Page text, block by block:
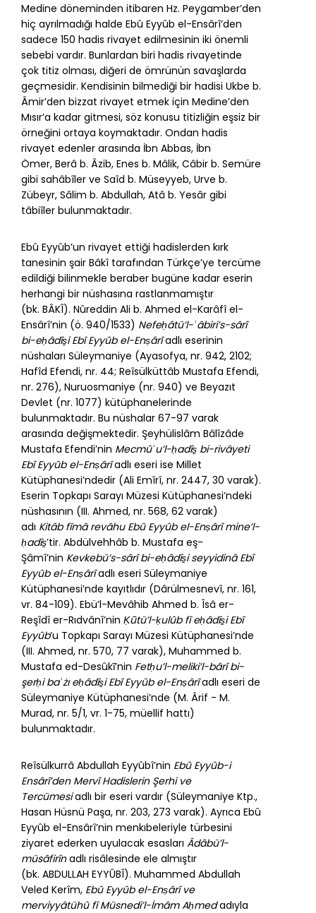
Medine döneminden itibaren Hz. Peygamber’den
hiç ayrılmadığı halde Ebû Eyyûb el-Ensârî’den
sadece 150 hadis rivayet edilmesinin iki önemli
sebebi vardır. Bunlardan biri hadis rivayetinde
çok titiz olması, diğeri de ömrünün savaşlarda
geçmesidir. Kendisinin bilmediği bir hadisi Ukbe b.
Âmir’den bizzat rivayet etmek için Medine’den
Mısır’a kadar gitmesi, söz konusu titizliğin eşsiz bir
örneğini ortaya koymaktadır. Ondan hadis
rivayet edenler arasında İbn Abbas, İbn
Ömer, Berâ b. Âzib, Enes b. Mâlik, Câbir b. Semüre
gibi sahâbîler ve Saîd b. Müseyyeb, Urve b.
Zübeyr, Sâlim b. Abdullah, Atâ b. Yesâr gibi
tâbiîler bulunmaktadır.
Ebû Eyyûb’un rivayet ettiği hadislerden kırk
tanesinin şair Bâkî tarafından Türkçe’ye tercüme
edildiği bilinmekle beraber bugüne kadar eserin
herhangi bir nüshasına rastlanmamıştır
(bk. BÂKÎ). Nûreddin Ali b. Ahmed el-Karâfî el-
Ensârî’nin (ö. 940/1533) Nefeḥâtü’l-ʿâbiri’s-sârî
bi-eḥâdîs̱i Ebî Eyyûb el-Enṣârîadlı eserinin
nüshaları Süleymaniye (Ayasofya, nr. 942, 2102;
Hafîd Efendi, nr. 44; Reîsülküttâb Mustafa Efendi,
nr. 276), Nuruosmaniye (nr. 940) ve Beyazıt
Devlet (nr. 1077) kütüphanelerinde
bulunmaktadır. Bu nüshalar 67-97 varak
arasında değişmektedir. Şeyhülislâm Bâlîzâde
Mustafa Efendi’nin Mecmûʿu’l-ḥadîs̱ bi-rivâyeti
Ebî Eyyûb el-Enṣârîadlı eseri ise Millet
Kütüphanesi’ndedir (Ali Emîrî, nr. 2447, 30 varak).
Eserin Topkapı Sarayı Müzesi Kütüphanesi’ndeki
nüshasının (III. Ahmed, nr. 568, 62 varak)
adı Kitâb fîmâ revâhu Ebû Eyyûb el-Enṣârî mine’l-
ḥadîs̱’tir. Abdülvehhâb b. Mustafa eş-
Şâmî’nin Kevkebü’s-sârî bi-eḥâdîs̱i seyyidinâ Ebî
Eyyûb el-Enṣârîadlı eseri Süleymaniye
Kütüphanesi’nde kayıtlıdır (Dârülmesnevî, nr. 161,
vr. 84-109). Ebü’l-Mevâhib Ahmed b. Îsâ er-
Reşîdî er-Rıdvânî’nin Ḳūtü’l-ḳulûb fî eḥâdîs̱i Ebî
Eyyûb’u Topkapı Sarayı Müzesi Kütüphanesi’nde
(III. Ahmed, nr. 570, 77 varak), Muhammed b.
Mustafa ed-Desûkī’nin Fetḥu’l-meliki’l-bârî bi-
şerḥi baʿżı eḥâdîs̱i Ebî Eyyûb el-Enṣârîadlı eseri de
Süleymaniye Kütüphanesi’nde (M. Ârif - M.
Murad, nr. 5/1, vr. 1-75, müellif hattı)
bulunmaktadır.
Reîsülkurrâ Abdullah Eyyûbî’nin Ebû Eyyûb-i
Ensârî’den Mervî Hadislerin Şerhi ve
Tercümesiadlı bir eseri vardır (Süleymaniye Ktp.,
Hasan Hüsnü Paşa, nr. 203, 273 varak). Ayrıca Ebû
Eyyûb el-Ensârî’nin menkıbeleriyle türbesini
ziyaret ederken uyulacak esasları Âdâbü’l-
müsâfirînadlı risâlesinde ele almıştır
(bk. ABDULLAH EYYÛBÎ). Muhammed Abdullah
Veled Kerîm, Ebû Eyyûb el-Enṣârî ve
merviyyâtühû fî Müsnedi’l-İmâm Aḥmedadıyla